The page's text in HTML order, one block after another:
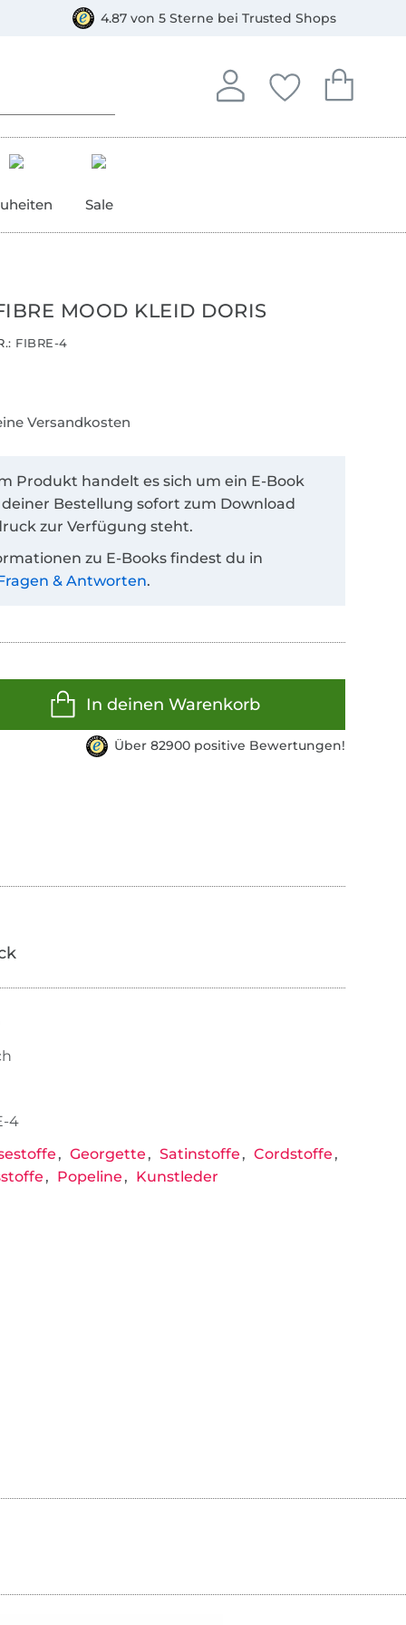
4.87 von 5 Sterne bei Trusted Shops
Anmelden
In deinem Konto
Deine
Du hast keine
Dein
Du hast
Sale
MOOD KLEID DORIS
FIBRE-4
Versandkosten
Produkt handelt es sich um ein E-Book
Bestellung sofort zum Download
zur Verfügung steht.
zu E-Books findest du in
& Antworten.
In deinen Warenkorb
Über 82900 positive Bewertungen!
4
Georgette Satinstoffe
Cordstoffe
Popeline Kunstleder